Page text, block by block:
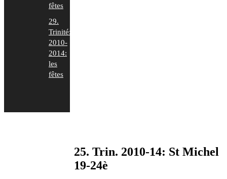
25. Trin. 2010-14: St Michel
19-24è
fêtes
29.
Trinité:
2010-
2014:
les
fêtes